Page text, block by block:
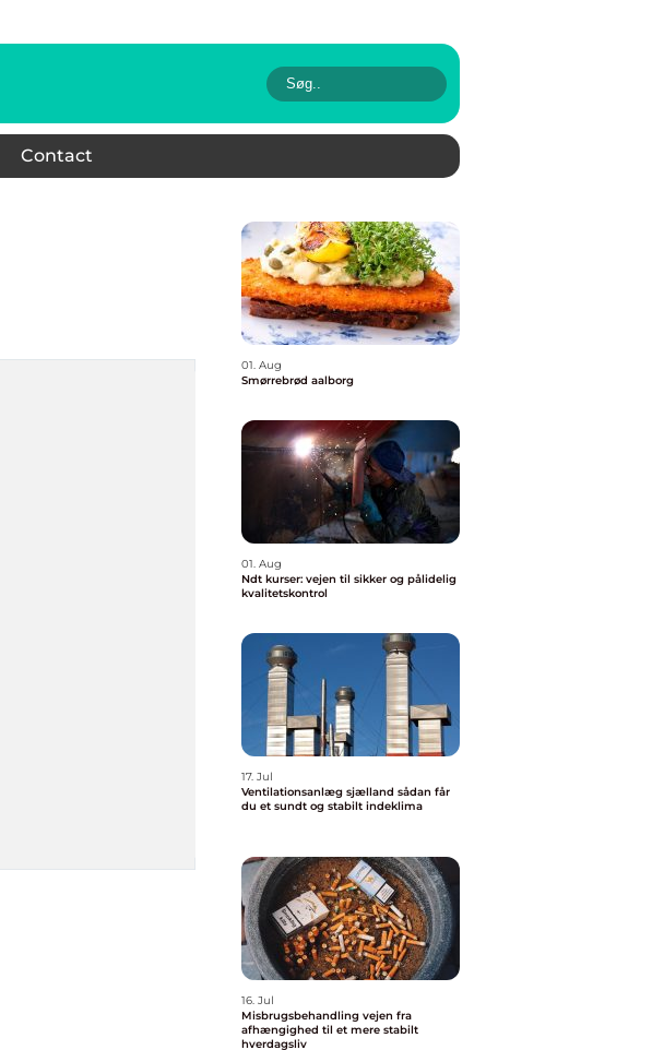
Contact
01. Aug
Smørrebrød aalborg
01. Aug
Ndt kurser: vejen til sikker og pålidelig
kvalitetskontrol
17. Jul
Ventilationsanlæg sjælland sådan får
du et sundt og stabilt indeklima
16. Jul
Misbrugsbehandling vejen fra
afhængighed til et mere stabilt
hverdagsliv